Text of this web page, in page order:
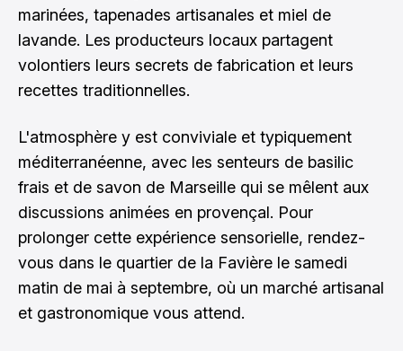
marinées, tapenades artisanales et miel de
lavande. Les producteurs locaux partagent
volontiers leurs secrets de fabrication et leurs
recettes traditionnelles.
L'atmosphère y est conviviale et typiquement
méditerranéenne, avec les senteurs de basilic
frais et de savon de Marseille qui se mêlent aux
discussions animées en provençal. Pour
prolonger cette expérience sensorielle, rendez-
vous dans le quartier de la Favière le samedi
matin de mai à septembre, où un marché artisanal
et gastronomique vous attend.